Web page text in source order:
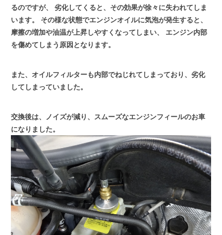
るのですが、
劣化してくると、その効果が徐々に失われてしま
います。
その様な状態でエンジンオイルに気泡が発生すると、
摩擦の増加や油温が上昇しやすくなってしまい、
エンジン内部
を傷めてしまう原因となります。
また、オイルフィルターも内部でねじれてしまっており、劣化
してしまっていました。
交換後は、ノイズが減り、スムーズなエンジンフィールのお車
になりました。